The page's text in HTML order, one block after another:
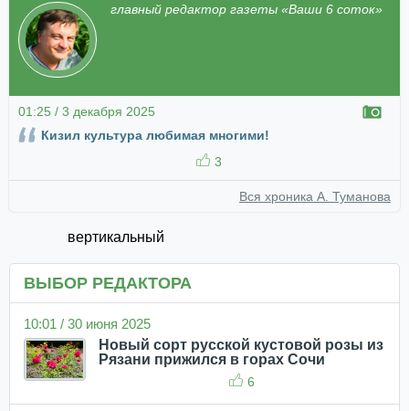
главный редактор газеты «Ваши 6 соток»
01:25 / 3 декабря 2025
Кизил культура любимая многими!
3
Вся хроника А. Туманова
вертикальный
ВЫБОР РЕДАКТОРА
10:01 / 30 июня 2025
Новый сорт русской кустовой розы из
Рязани прижился в горах Сочи
6